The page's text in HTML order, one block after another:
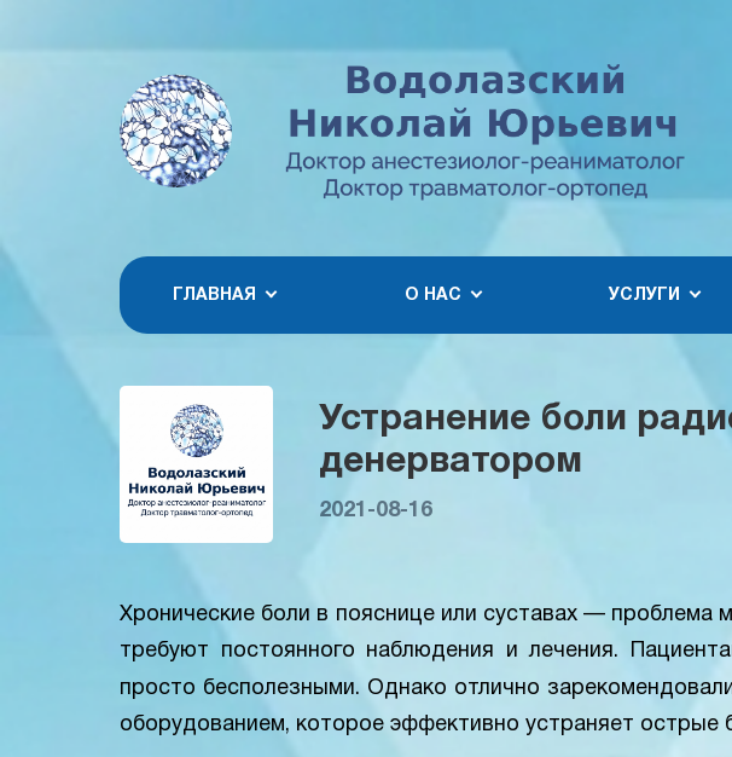
ГЛАВНАЯ О НАС УСЛУГИ
Устранение боли
денерватором
2021-08-16
Хронические боли в пояснице или суставах —
требуют постоянного наблюдения и лечения.
просто бесполезными. Однако отлично
оборудованием, которое эффективно устраняет